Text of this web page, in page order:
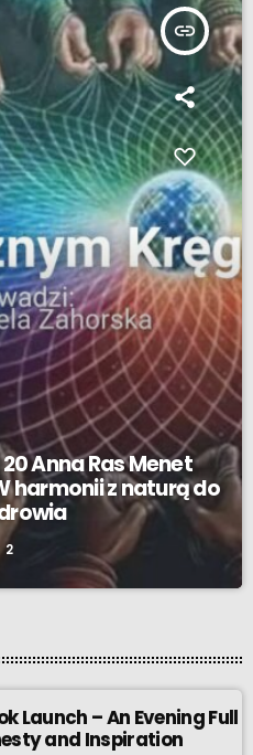
insert_link
Anna Ras Menet
harmonii z naturą do
2
Launch – An Evening Full
and Inspiration